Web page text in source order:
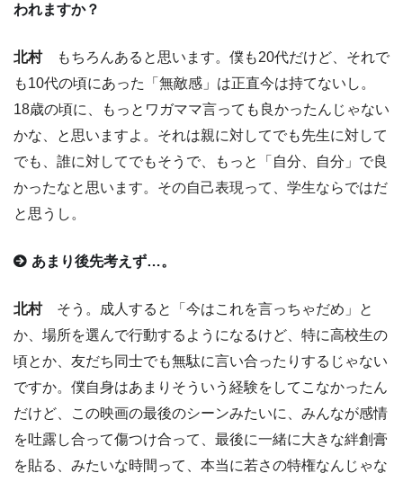
われますか？
北村もちろんあると思います。僕も20代だけど、それで
も10代の頃にあった「無敵感」は正直今は持てないし。
18歳の頃に、もっとワガママ言っても良かったんじゃない
かな、と思いますよ。それは親に対してでも先生に対して
でも、誰に対してでもそうで、もっと「自分、自分」で良
かったなと思います。その自己表現って、学生ならではだ
と思うし。
あまり後先考えず…。
北村そう。成人すると「今はこれを言っちゃだめ」と
か、場所を選んで行動するようになるけど、特に高校生の
頃とか、友だち同士でも無駄に言い合ったりするじゃない
ですか。僕自身はあまりそういう経験をしてこなかったん
だけど、この映画の最後のシーンみたいに、みんなが感情
を吐露し合って傷つけ合って、最後に一緒に大きな絆創膏
を貼る、みたいな時間って、本当に若さの特権なんじゃな